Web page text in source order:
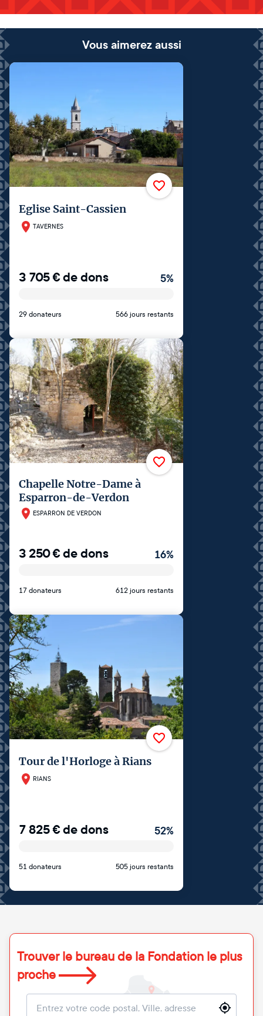
Vous aimerez aussi
Eglise Saint-Cassien
TAVERNES
3 705€de dons 5%
29 donateurs 566 jours restants
Chapelle Notre-Dame à
Esparron-de-Verdon
ESPARRON DE VERDON
3 250€de dons 16%
17 donateurs 612 jours restants
Tour de l'Horloge à Rians
RIANS
7 825€de dons 52%
51 donateurs 505 jours restants
Trouver le bureau de la Fondation le plus
proche
Localisation